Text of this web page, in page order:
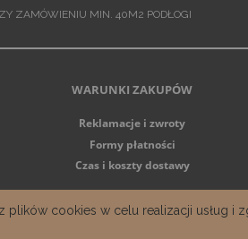
plików cookies w celu realizacji usług
ZAMÓWIENIU MIN. 40M2 PODŁOGI
WARUNKI ZAKUPÓW
Reklamacje i zwroty
Formy płatności
Czas i koszty dostawy